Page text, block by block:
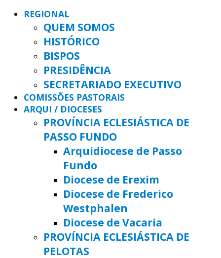
REGIONAL
QUEM SOMOS
HISTÓRICO
BISPOS
PRESIDÊNCIA
SECRETARIADO EXECUTIVO
COMISSÕES PASTORAIS
ARQUI / DIOCESES
PROVÍNCIA ECLESIÁSTICA DE
PASSO FUNDO
Arquidiocese de Passo
Fundo
Diocese de Erexim
Diocese de Frederico
Westphalen
Diocese de Vacaria
PROVÍNCIA ECLESIÁSTICA DE
PELOTAS